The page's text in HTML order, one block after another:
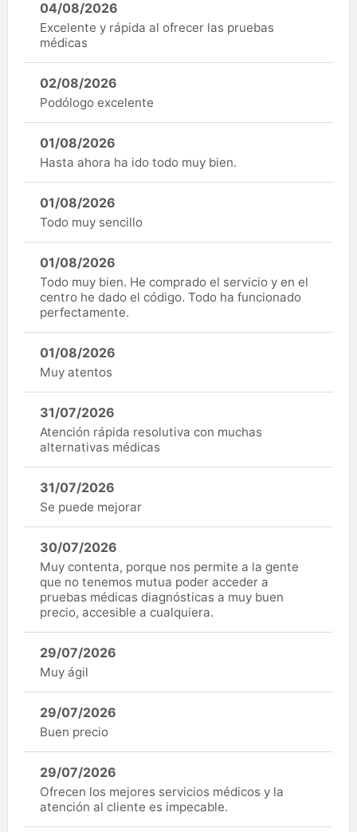
04/08/2026
Excelente y rápida al ofrecer las pruebas
médicas
02/08/2026
Podólogo excelente
01/08/2026
Hasta ahora ha ido todo muy bien.
01/08/2026
Todo muy sencillo
01/08/2026
Todo muy bien. He comprado el servicio y en el
centro he dado el código. Todo ha funcionado
perfectamente.
01/08/2026
Muy atentos
31/07/2026
Atención rápida resolutiva con muchas
alternativas médicas
31/07/2026
Se puede mejorar
30/07/2026
Muy contenta, porque nos permite a la gente
que no tenemos mutua poder acceder a
pruebas médicas diagnósticas a muy buen
precio, accesible a cualquiera.
29/07/2026
Muy ágil
29/07/2026
Buen precio
29/07/2026
Ofrecen los mejores servicios médicos y la
atención al cliente es impecable.